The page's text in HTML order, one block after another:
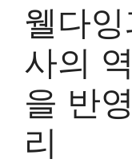
웰다
사의
을 반
리